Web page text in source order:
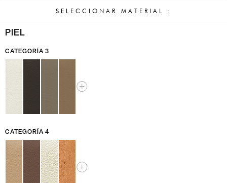
SELECCIONAR MATERIAL :
PIEL
CATEGORÍA 3
CATEGORÍA 4